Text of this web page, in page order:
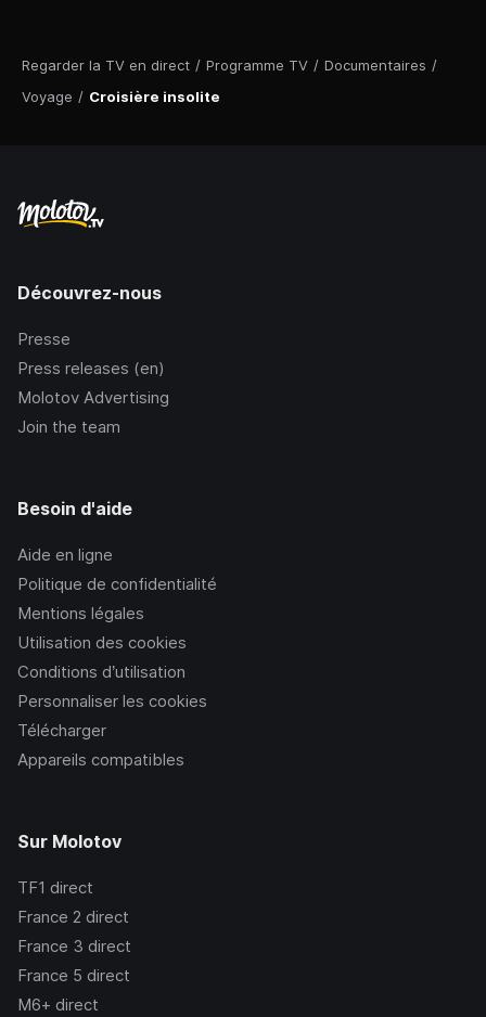
Regarder la TV en direct / Programme TV / Documentaires /
Voyage / Croisière insolite
Découvrez-nous
Presse
Press releases (en)
Molotov Advertising
Join the team
Besoin d'aide
Aide en ligne
Politique de confidentialité
Mentions légales
Utilisation des cookies
Conditions d’utilisation
Personnaliser les cookies
Télécharger
Appareils compatibles
Sur Molotov
TF1 direct
France 2 direct
France 3 direct
France 5 direct
M6+ direct